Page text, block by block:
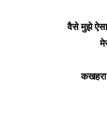
वैसे मुझे
कखहरा